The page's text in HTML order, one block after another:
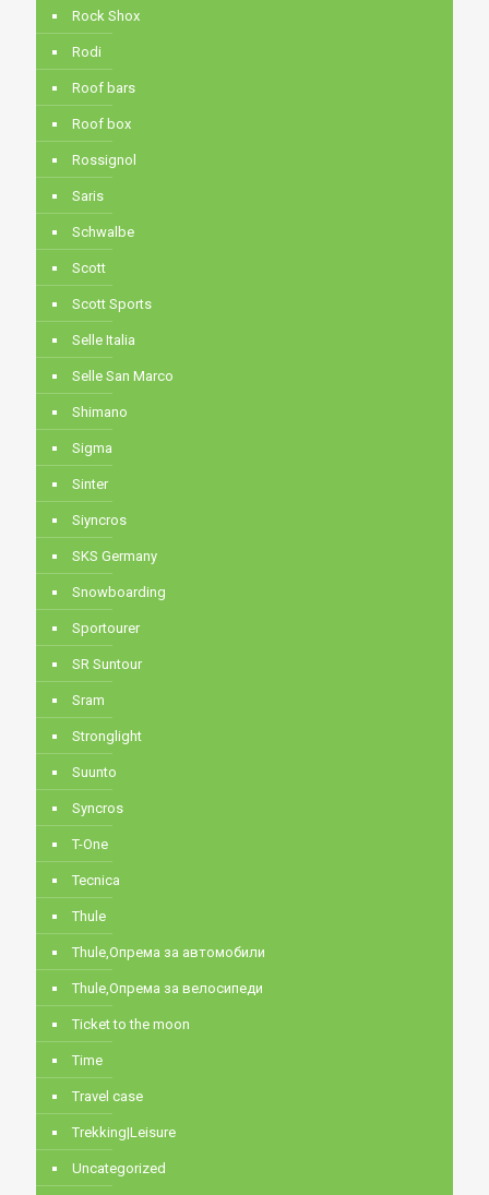
Rock Shox
Rodi
Roof bars
Roof box
Rossignol
Saris
Schwalbe
Scott
Scott Sports
Selle Italia
Selle San Marco
Shimano
Sigma
Sinter
Siyncros
SKS Germany
Snowboarding
Sportourer
SR Suntour
Sram
Stronglight
Suunto
Syncros
T-One
Tecnica
Thule
Thule,Опрема за автомобили
Thule,Опрема за велосипеди
Ticket to the moon
Time
Travel case
Trekking|Leisure
Uncategorized